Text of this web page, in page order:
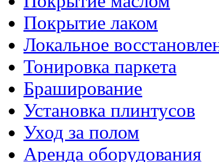
Покрытие лаком
Локальное
Тонировка паркета
Браширование
Установка плинтусов
Уход за полом
Аренда оборудования